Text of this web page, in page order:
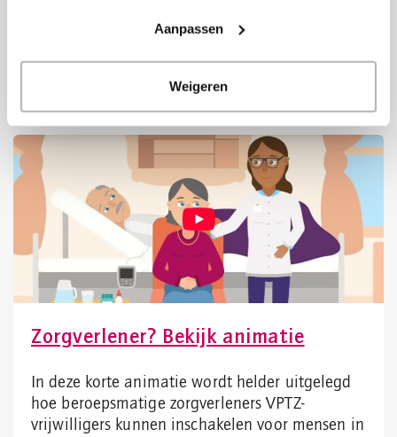
Aanpassen
Weigeren
In deze animatie wordt in 1 minuut helder
kunnen betekenen voor mensen in de laatste
levensfase en hun naasten.
Zorgverlener? Bekijk animatie
In deze korte animatie wordt helder uitgelegd
hoe beroepsmatige zorgverleners VPTZ-
vrijwilligers kunnen inschakelen voor mensen in